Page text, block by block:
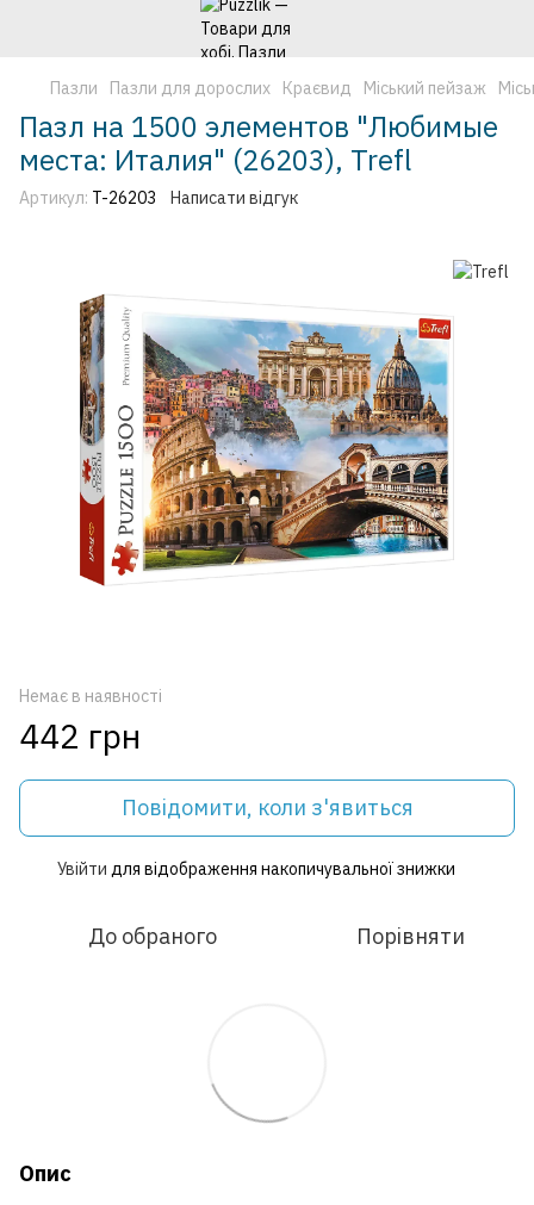
Пазли Пазли для дорослих Краєвид Міський пейзаж
Пазл на 1500 элементов "Любимые
места: Италия" (26203), Trefl
Артикул: T-26203 Написати відгук
Немає в наявності
442 грн
Повідомити, коли з'явиться
Увійти для відображення накопичувальної знижки
До обраного Порівняти
Опис